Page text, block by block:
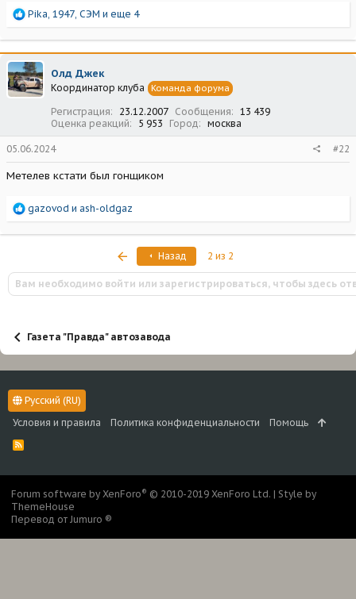
Р
а
к
ц
и
и
Pika, 1947, СЭМ и еще 4
Олд Джек
Координатор клуба Команда форума
Регистрация 23.12.2007 Сообщения
13 439
Оценка реакций
5 953 Город москва
05.06.2024 #22
Метелев кстати был гонщиком
Р
а
и
и
:
gazovod и ash-oldgaz
ПервыйНазад 2 из 2
Вам необходимо войти или зарегистрироваться, чтобы здесь
Газета "Правда" автозавода
Русский (RU)
Условия и правила
Политика конфиденциальности Помощь
R
Forum software by XenForo® © 2010-2019 XenForo Ltd. | Style by
ThemeHouse
Перевод от Jumuro ®